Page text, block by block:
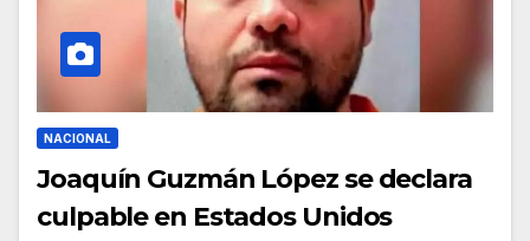
NACIONAL
Joaquín Guzmán López se declara
culpable en Estados Unidos